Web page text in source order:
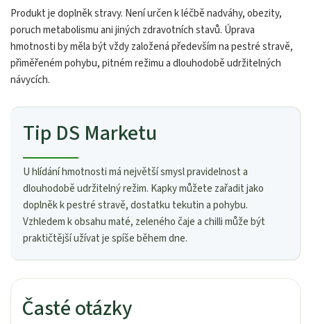
Produkt je doplněk stravy. Není určen k léčbě nadváhy, obezity,
poruch metabolismu ani jiných zdravotních stavů. Úprava
hmotnosti by měla být vždy založená především na pestré stravě,
přiměřeném pohybu, pitném režimu a dlouhodobě udržitelných
návycích.
Tip DS Marketu
U hlídání hmotnosti má největší smysl pravidelnost a
dlouhodobě udržitelný režim. Kapky můžete zařadit jako
doplněk k pestré stravě, dostatku tekutin a pohybu.
Vzhledem k obsahu maté, zeleného čaje a chilli může být
praktičtější užívat je spíše během dne.
Časté otázky